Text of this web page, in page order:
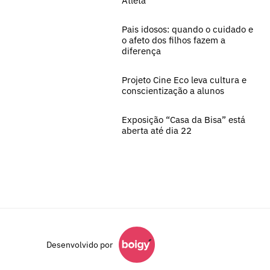
Pais idosos: quando o cuidado e
o afeto dos filhos fazem a
diferença
Projeto Cine Eco leva cultura e
conscientização a alunos
Exposição “Casa da Bisa” está
aberta até dia 22
Desenvolvido por